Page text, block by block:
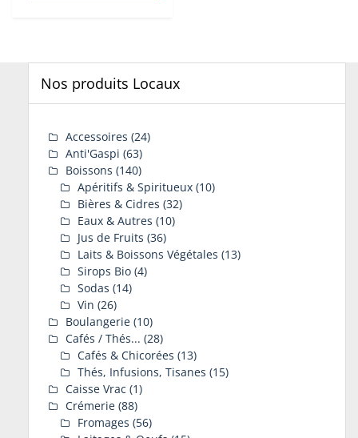
Nos produits Locaux
Accessoires (24)
Anti'Gaspi (63)
Boissons (140)
Apéritifs & Spiritueux (10)
Bières & Cidres (32)
Eaux & Autres (10)
Jus de Fruits (36)
Laits & Boissons Végétales (13)
Sirops Bio (4)
Sodas (14)
Vin (26)
Boulangerie (10)
Cafés / Thés... (28)
Cafés & Chicorées (13)
Thés, Infusions, Tisanes (15)
Caisse Vrac (1)
Crémerie (88)
Fromages (56)